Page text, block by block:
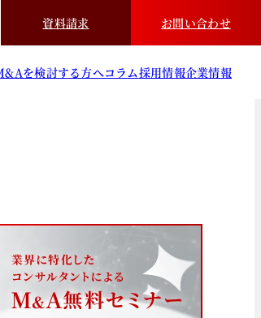
資料請求 お問い合わせ
を検討する方へコラム採用情報企業情報